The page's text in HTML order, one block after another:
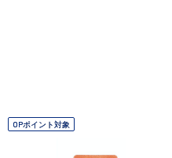
OPポイント対象